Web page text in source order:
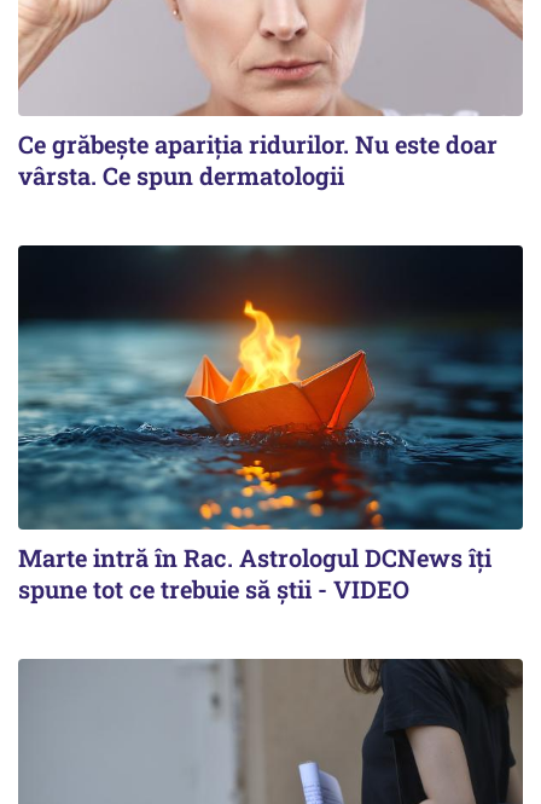
Ce grăbește apariția ridurilor. Nu este doar
vârsta. Ce spun dermatologii
Marte intră în Rac. Astrologul DCNews îți
spune tot ce trebuie să știi - VIDEO